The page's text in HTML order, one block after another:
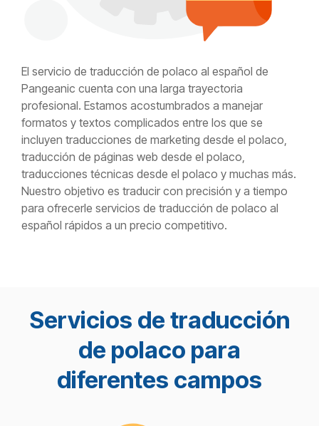
El servicio de traducción de polaco al español de
Pangeanic cuenta con una larga trayectoria
profesional. Estamos acostumbrados a manejar
formatos y textos complicados entre los que se
incluyen traducciones de marketing desde el polaco,
traducción de páginas web desde el polaco,
traducciones técnicas desde el polaco y muchas más.
Nuestro objetivo es traducir con precisión y a tiempo
para ofrecerle servicios de traducción de polaco al
español rápidos a un precio competitivo.
Servicios de traducción
de polaco para
diferentes campos